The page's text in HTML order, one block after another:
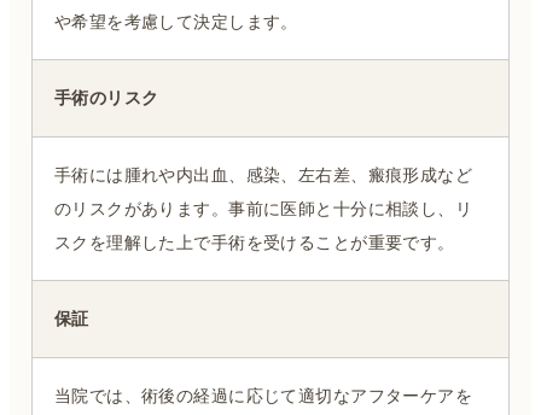
や希望を考慮して決定します。
手術のリスク
手術には腫れや内出血、感染、左右差、瘢痕形成など
のリスクがあります。事前に医師と十分に相談し、リ
スクを理解した上で手術を受けることが重要です。
保証
当院では、術後の経過に応じて適切なアフターケアを